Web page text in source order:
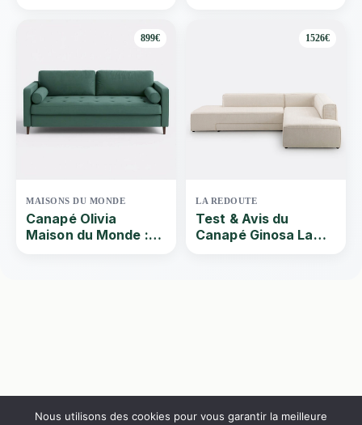
convertible lin épais
places couleur
naturel ? Par Quel-
canape | 2024
899€
MAISONS DU MONDE
Canapé Olivia
Maison du Monde :
1526€
LA REDOUTE
Test & Avis du
Canapé Ginosa La
Nous utilisons des cookies pour vous garantir la meilleure